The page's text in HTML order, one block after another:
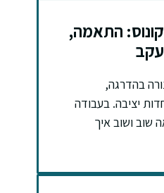
התאמה,
בהדרגה,
יציבה. בעבודה
שוב ושוב איך